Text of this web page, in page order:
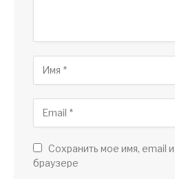
Сохранить мое имя, email
браузере